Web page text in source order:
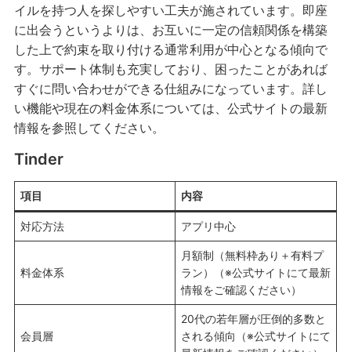
イルを持つ人を探しやすい工夫が施されています。即座
に出会うというよりは、お互いに一定の信頼関係を構築
した上で約束を取り付ける通常利用が中心となる傾向で
す。サポート体制も充実しており、困ったことがあれば
すぐに問い合わせができる仕組みになっています。詳し
い機能や現在の料金体系については、公式サイトの最新
情報を参照してください。
Tinder
項目 内容
対応方法 アプリ中心
料金体系
月額制（無料枠あり＋有料プ
ラン）（※公式サイトにて最新
情報をご確認ください）
会員層
20代の若年層が圧倒的多数と
される傾向（※公式サイトにて